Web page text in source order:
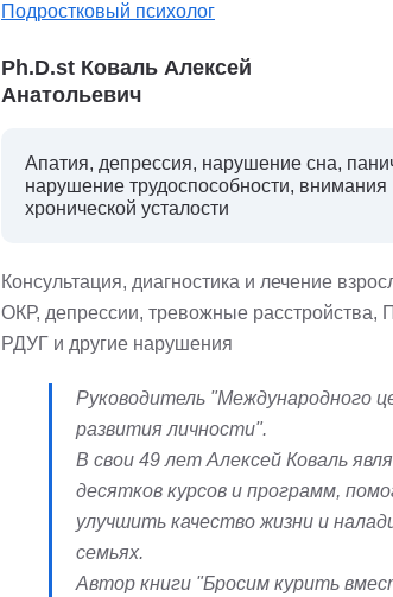
Подростковый психолог
Ph.D.st Коваль Алексей
Анатольевич
Апатия, депрессия, нарушение сна,
нарушение трудоспособности,
хронической усталости
Консультация, диагностика и лечение
ОКР, депрессии, тревожные
РДУГ и другие нарушения
Руководитель "Международного
развития личности".
В свои 49 лет Алексей Коваль
десятков курсов и программ,
улучшить качество жизни и
семьях.
Автор книги "Бросим курить